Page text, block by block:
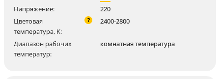
Напряжение:
220
Цветовая
температура, K:
? 2400-2800
Диапазон рабочих
температур:
комнатная температура